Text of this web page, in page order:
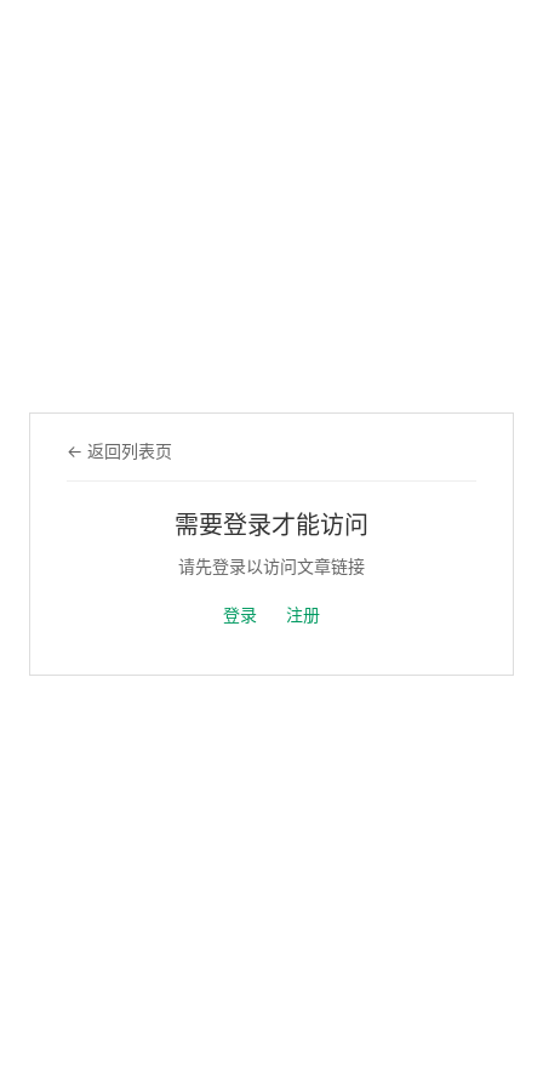
← 返回列表页
需要登录才能访问
请先登录以访问文章链接
登录 注册